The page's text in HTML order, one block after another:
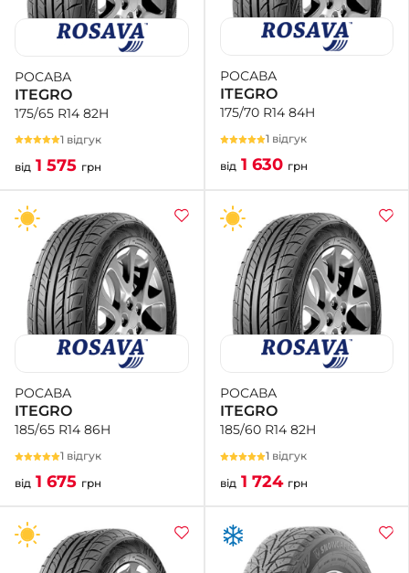
+38 (077) 7-184-184
- Донецьке шосе
+38 (050)-911-911-2
- Щепкіна
+38 (099)-643-33-77
- Тополь
+38 (068)-923-74-19
- Калинова
РОСАВА
ITEGRO
175/65 R14 82H
1 відгук
від 1 575 грн
РОСАВА
ITEGRO
175/70 R14 84H
1 відгук
від 1 630 грн
РОСАВА
ITEGRO
185/65 R14 86H
1 відгук
від 1 675 грн
РОСАВА
ITEGRO
185/60 R14 82H
1 відгук
від 1 724 грн